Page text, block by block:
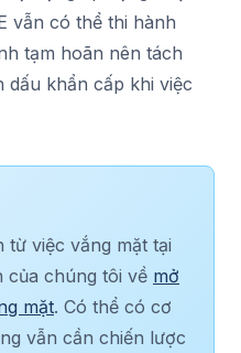
vẫn có thể thi hành
tạm hoãn nên tách
khẩn cấp khi việc
việc vắng mặt tại
của chúng tôi về mở
mặt. Có thể có cơ
vẫn cần chiến lược